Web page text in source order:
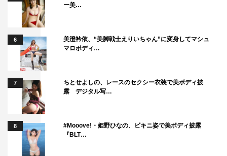
ー美…
6
美澄衿依、“美脚戦士えりいちゃん”に変身してマシュ
マロボディ…
7
ちとせよしの、レースのセクシー衣装で美ボディ披
露 デジタル写…
8
#Mooove!・姫野ひなの、ビキニ姿で美ボディ披露
『BLT…